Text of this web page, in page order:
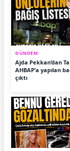
GÜNDEM
Ajda Pekkan’dan
AHBAP’a yapılan
çıktı